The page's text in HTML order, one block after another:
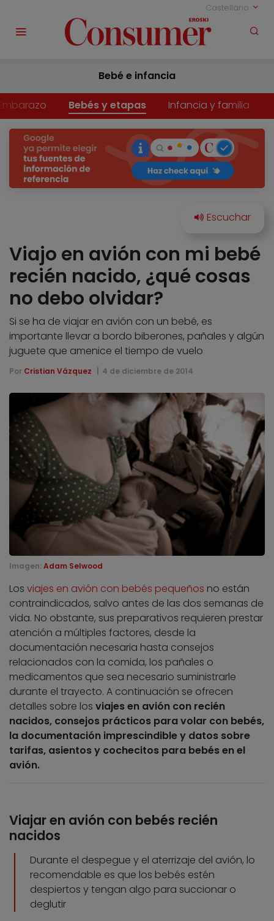
Castellano
Bebé e infancia
Bebés y etapas Infancia y familia
Viajo en avión con mi bebé
recién nacido, ¿qué cosas
no debo olvidar?
Si se ha de viajar en avión con un bebé, es
importante llevar a bordo biberones, pañales y algún
juguete que amenice el tiempo de vuelo
Por Cristian Vázquez 4 de diciembre de 2014
Imagen: Adam Selwood
Los viajes en avión con bebés pequeños no están
contraindicados, salvo antes de las dos semanas de
vida. No obstante, sus preparativos requieren prestar
atención a múltiples factores, desde la
documentación necesaria hasta consejos
relacionados con la comida, los pañales o
medicamentos que sea necesario suministrarle
durante el trayecto. A continuación se ofrecen
detalles sobre los viajes en avión con recién
nacidos, consejos prácticos para volar con bebés,
la documentación imprescindible y datos sobre
tarifas, asientos y cochecitos para bebés en el
avión.
Viajar en avión con bebés recién
nacidos
Durante el despegue y el aterrizaje del avión, lo
recomendable es que los bebés estén
despiertos y tengan algo para succionar o
deglutir